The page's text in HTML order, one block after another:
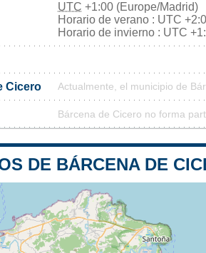
UTC +1:00 (Europe/Madrid)
Horario de verano : UTC
Horario de invierno : UTC
Cicero Actualmente, el municipio de
Bárcena de Cicero no forma
DE BÁRCENA DE